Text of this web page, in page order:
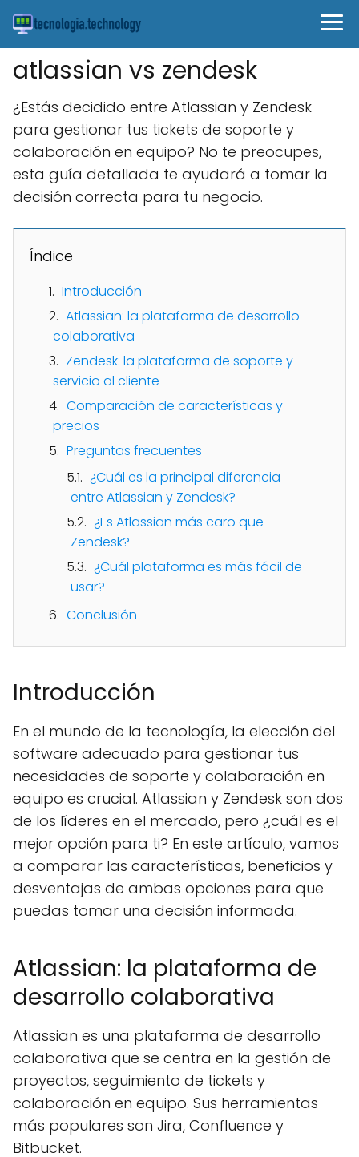
atlassian vs zendesk
¿Estás decidido entre Atlassian y Zendesk
para gestionar tus tickets de soporte y
colaboración en equipo? No te preocupes,
esta guía detallada te ayudará a tomar la
decisión correcta para tu negocio.
Índice
Introducción
Atlassian: la plataforma de desarrollo
colaborativa
Zendesk: la plataforma de soporte y
servicio al cliente
Comparación de características y
precios
Preguntas frecuentes
¿Cuál es la principal diferencia
entre Atlassian y Zendesk?
¿Es Atlassian más caro que
Zendesk?
¿Cuál plataforma es más fácil de
usar?
Conclusión
Introducción
En el mundo de la tecnología, la elección del
software adecuado para gestionar tus
necesidades de soporte y colaboración en
equipo es crucial. Atlassian y Zendesk son dos
de los líderes en el mercado, pero ¿cuál es el
mejor opción para ti? En este artículo, vamos
a comparar las características, beneficios y
desventajas de ambas opciones para que
puedas tomar una decisión informada.
Atlassian: la plataforma de
desarrollo colaborativa
Atlassian es una plataforma de desarrollo
colaborativa que se centra en la gestión de
proyectos, seguimiento de tickets y
colaboración en equipo. Sus herramientas
más populares son Jira, Confluence y
Bitbucket.